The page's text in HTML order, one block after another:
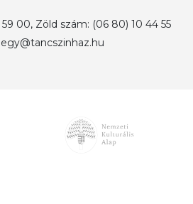
59 00, Zöld szám: (06 80) 10 44 55
jegy@tancszinhaz.hu